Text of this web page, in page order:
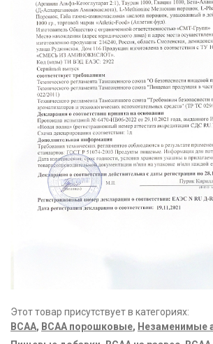
Этот товар присутствует в категориях:
ВСАА, BCAA порошковые, Незаменимые